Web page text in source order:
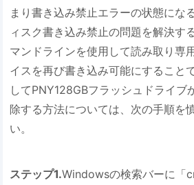
まり書き込み禁止エラーの状態にな
ィスク書き込み禁止の問題を解決す
マンドラインを使用して読み取り専
イスを再び書き込み可能にすること
してPNY128GBフラッシュドライブ
除する方法については、次の手順を
い。
ステップ1.Windowsの検索バーに「